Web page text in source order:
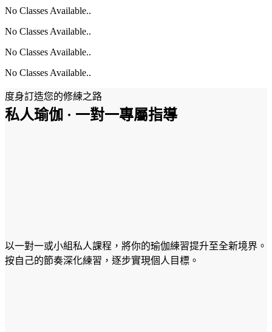
No Classes Available..
No Classes Available..
No Classes Available..
No Classes Available..
度身訂造您的修練之路
私人瑜伽 · 一對一專屬指導
以一對一或小組私人課程，將你的瑜伽練習提升至全新境界。
按自己的節奏深化練習，逐步實現個人目標。